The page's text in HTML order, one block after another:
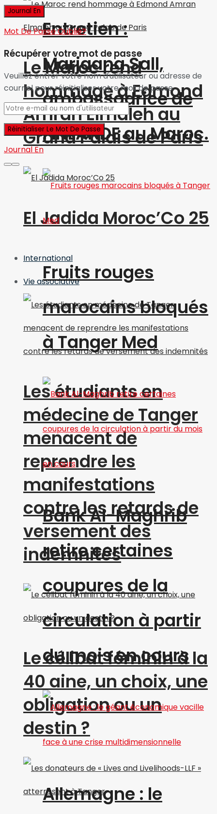
Le Maroc rend
hommage à Edmond
Amran Elmaleh au
Grand Palais de Paris
El Jadida Moroc’Co 25
International
Vie associative
Les étudiants en
médecine de Tanger
menacent de
reprendre les
manifestations
contre les retards de
versement des
indemnités
Le célibat féminin à la
40 aine, un choix, une
obligation ou un
destin ?
Entretien :
Marjaana Sall,
ambassadrice de
FINLANDE au Maroc.
Fruits rouges
marocains bloqués
à Tanger Med
Bank Al-Maghrib
retire certaines
coupures de la
circulation à partir
du mois en cours
Allemagne : le
Mot De Passe Oublié?
Récupérer votre mot de passe
Veuillez entrer votre nom d'utilisateur ou adresse de
courriel pour réinitialiser votre mot de passe.
Journal En